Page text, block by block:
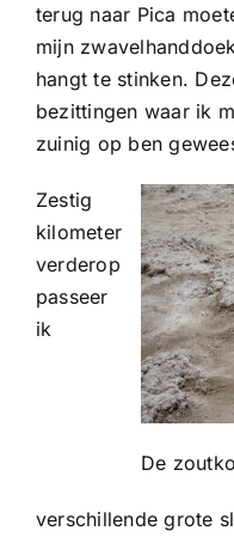
terug naar Pica
mijn
hangt te stinken.
bezittingen waar ik
zuinig op ben
De
Zestig
kilometer
verderop
passeer
ik
verschillende grote